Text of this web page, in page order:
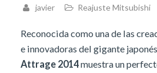
2018-
javier Reajuste Mitsubishi
Reconocida como una de las
e innovadoras del gigante
Attrage 2014muestra un